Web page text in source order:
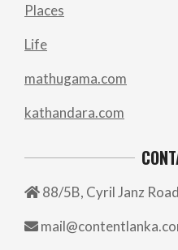
Places
Life
mathugama.com
kathandara.com
88/5B, Cyril Janz